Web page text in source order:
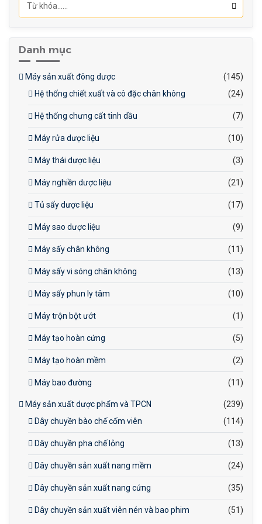
Danh mục
Máy sản xuất đông dược
(145)
Hệ thống chiết xuất và cô đặc chân không
(24)
Hệ thống chưng cất tinh dầu (7)
Máy rửa dược liệu (10)
Máy thái dược liệu (3)
Máy nghiền dược liệu (21)
Tủ sấy dược liệu (17)
Máy sao dược liệu (9)
Máy sấy chân không (11)
Máy sấy vi sóng chân không (13)
Máy sấy phun ly tâm (10)
Máy trộn bột ướt (1)
Máy tạo hoàn cứng (5)
Máy tạo hoàn mềm (2)
Máy bao đường (11)
Máy sản xuất dược phẩm và TPCN
(239)
Dây chuyền bào chế cốm viên
(114)
Dây chuyền pha chế lỏng (13)
Dây chuyền sản xuất nang mềm (24)
Dây chuyền sản xuất nang cứng (35)
Dây chuyền sản xuất viên nén và bao phim (51)